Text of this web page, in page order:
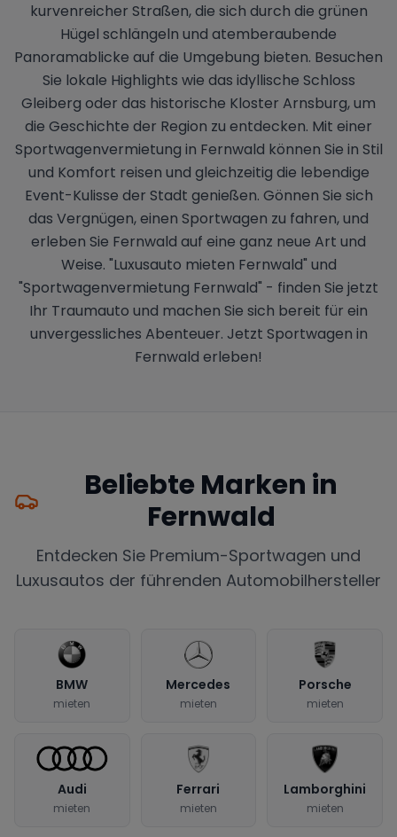
kurvenreicher Straßen, die sich durch die grünen
Hügel schlängeln und atemberaubende
Panoramablicke auf die Umgebung bieten. Besuchen
Sie lokale Highlights wie das idyllische Schloss
Gleiberg oder das historische Kloster Arnsburg, um
die Geschichte der Region zu entdecken. Mit einer
Sportwagenvermietung in Fernwald können Sie in Stil
und Komfort reisen und gleichzeitig die lebendige
Event-Kulisse der Stadt genießen. Gönnen Sie sich
das Vergnügen, einen Sportwagen zu fahren, und
erleben Sie Fernwald auf eine ganz neue Art und
Weise. "Luxusauto mieten Fernwald" und
"Sportwagenvermietung Fernwald" - finden Sie jetzt
Ihr Traumauto und machen Sie sich bereit für ein
unvergessliches Abenteuer. Jetzt Sportwagen in
Fernwald erleben!
Beliebte Marken in
Fernwald
Entdecken Sie Premium-Sportwagen und
Luxusautos der führenden Automobilhersteller
BMW
mieten
Mercedes
mieten
Porsche
mieten
Audi
mieten
Ferrari
mieten
Lamborghini
mieten